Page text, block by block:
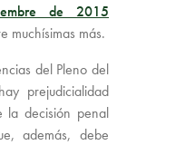
de 2015
más.
del Pleno del
prejudicialidad
la decisión penal
además, debe